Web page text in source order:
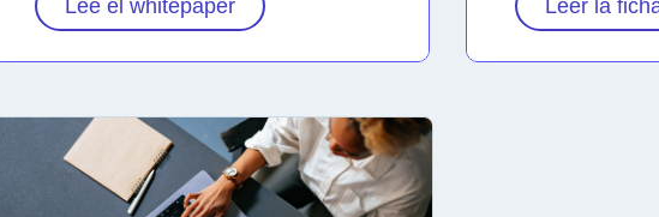
Lee el whitepaper Leer la